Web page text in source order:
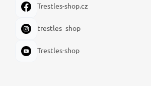
Trestles-shop.cz
trestles_shop
Trestles-shop